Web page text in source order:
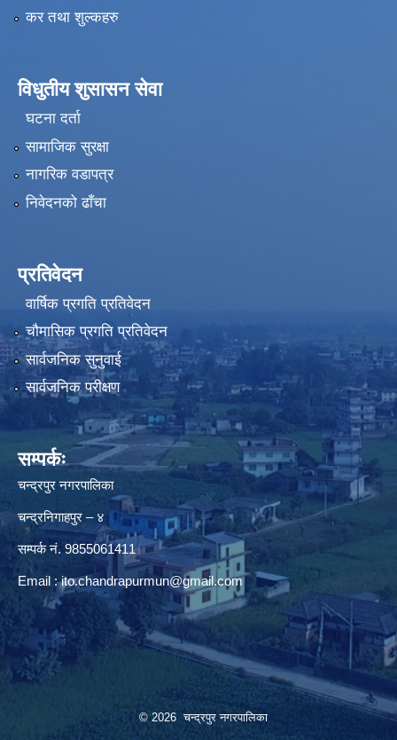
कर तथा शुल्कहरु
विधुतीय शुसासन सेवा
घटना दर्ता
सामाजिक सुरक्षा
नागरिक वडापत्र
निवेदनको ढाँचा
प्रतिवेदन
वार्षिक प्रगति प्रतिवेदन
चौमासिक प्रगति प्रतिवेदन
सार्वजनिक सुनुवाई
सार्वजनिक परीक्षण
सम्पर्कः
चन्द्रपुर नगरपालिका
चन्द्रनिगाहपुर – ४
सम्पर्क नं. 9855061411
Email :ito.chandrapurmun@gmail.com
© 2026 चन्द्रपुर नगरपालिका